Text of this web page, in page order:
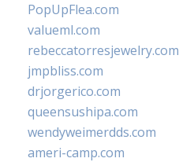
PopUpFlea.com
valueml.com
rebeccatorresjewelry.com
jmpbliss.com
drjorgerico.com
queensushipa.com
wendyweimerdds.com
ameri-camp.com